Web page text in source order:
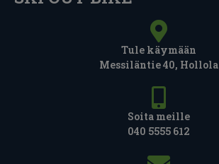
Tule käymään
Messiläntie 40, Hollola
Soita meille
040 5555 612